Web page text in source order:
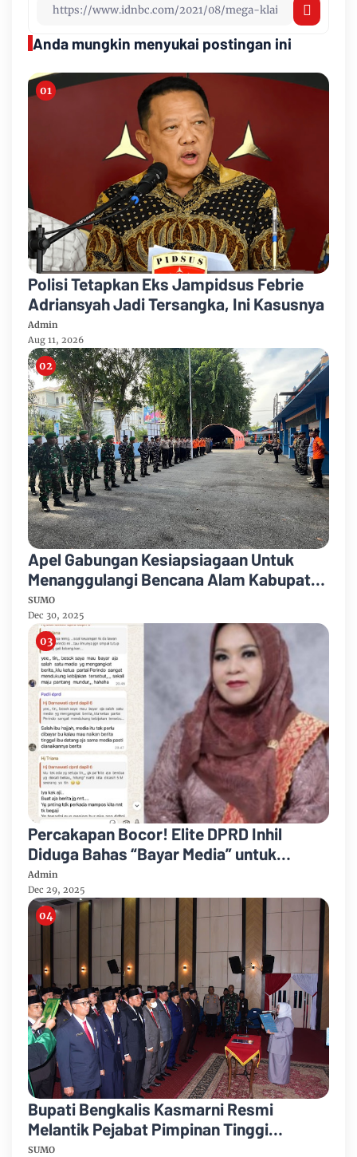
Anda mungkin menyukai postingan ini
Polisi Tetapkan Eks Jampidsus Febrie
Adriansyah Jadi Tersangka, Ini Kasusnya
Admin
Aug 11, 2026
Apel Gabungan Kesiapsiagaan Untuk
Menanggulangi Bencana Alam Kabupaten
Bengkalis
SUMO
Dec 30, 2025
Percakapan Bocor! Elite DPRD Inhil
Diduga Bahas “Bayar Media” untuk
Dukung Kebijakan
Admin
Dec 29, 2025
Bupati Bengkalis Kasmarni Resmi
Melantik Pejabat Pimpinan Tinggi
Pratama
SUMO